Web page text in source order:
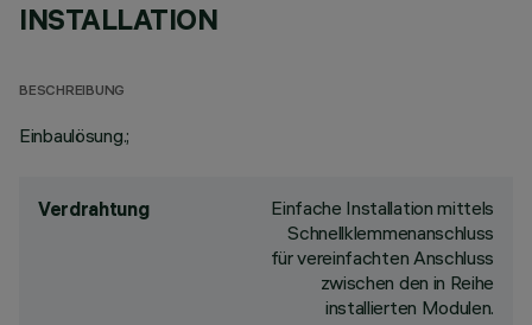
INSTALLATION
BESCHREIBUNG
Einbaulösung.;
Verdrahtung
Einfache Installation mittels
Schnellklemmenanschluss
für vereinfachten Anschluss
zwischen den in Reihe
installierten Modulen.